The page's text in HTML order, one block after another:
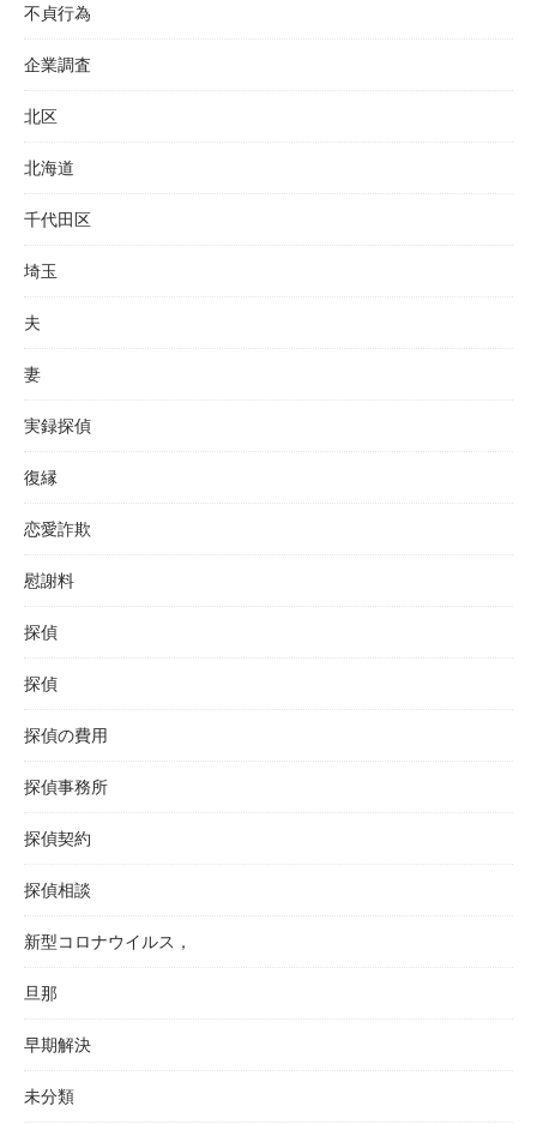
不貞行為
企業調査
北区
北海道
千代田区
埼玉
夫
妻
実録探偵
復縁
恋愛詐欺
慰謝料
探偵
探偵
探偵の費用
探偵事務所
探偵契約
探偵相談
新型コロナウイルス，
旦那
早期解決
未分類